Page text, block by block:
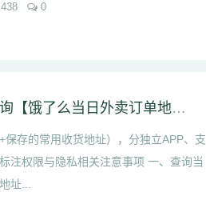
438 0
饿了么个人外卖地址信息怎么查询【饿了么当日外卖订单地址查看】
存的常用收货地址），分独立APP、支
注权限与隐私相关注意事项 一、查询当
址...